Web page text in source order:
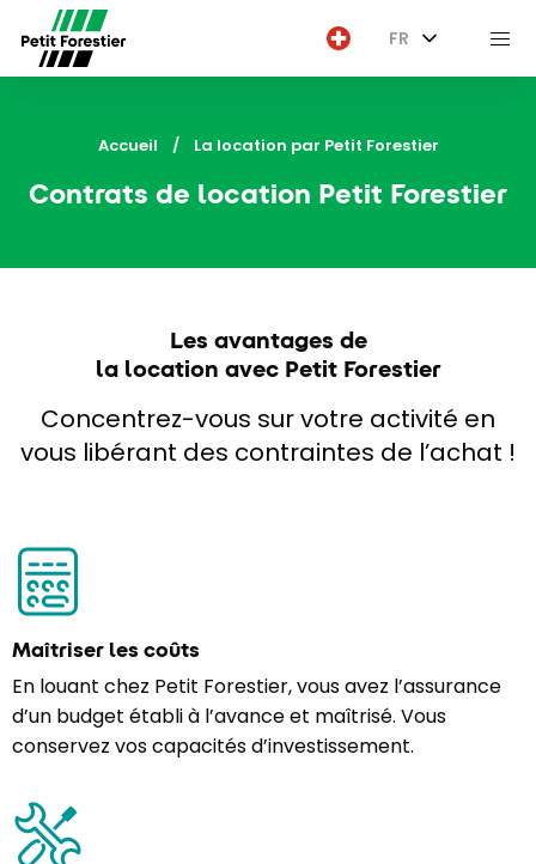
FR
Accueil Current:
La location par Petit Forestier
Contrats de location Petit Forestier
Les avantages de
la location avec Petit Forestier
Concentrez-vous sur votre activité en
vous libérant des contraintes de l’achat !
Maîtriser les coûts
En louant chez Petit Forestier, vous avez l’assurance
d’un budget établi à l’avance et maîtrisé. Vous
conservez vos capacités d’investissement.